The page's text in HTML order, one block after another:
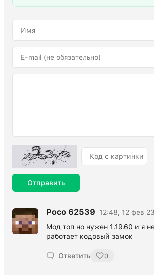
Отправить
Poco 62539
12:48, 12 фев 23
Мод топ но нужен 1.19.60 и я
работает кодовый замок
Ответить 0